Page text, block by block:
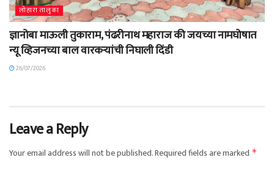
लोहारा तालुका
ज्ञानोबा माऊली तुकाराम, पंढरीनाथ महाराज की जयच्या नामघोषात
न्यू व्हिजनच्या बाल वारकऱ्यांची निघाली दिंडी
26/07/2026
Leave a Reply
Your email address will not be published.Required fields are marked *